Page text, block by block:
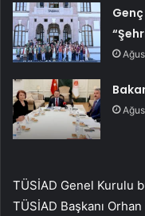
TÜSİAD Genel Kurulu
TÜSİAD Başkanı